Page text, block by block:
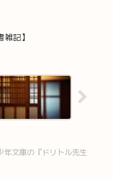
記】
文庫の『ドリトル先生